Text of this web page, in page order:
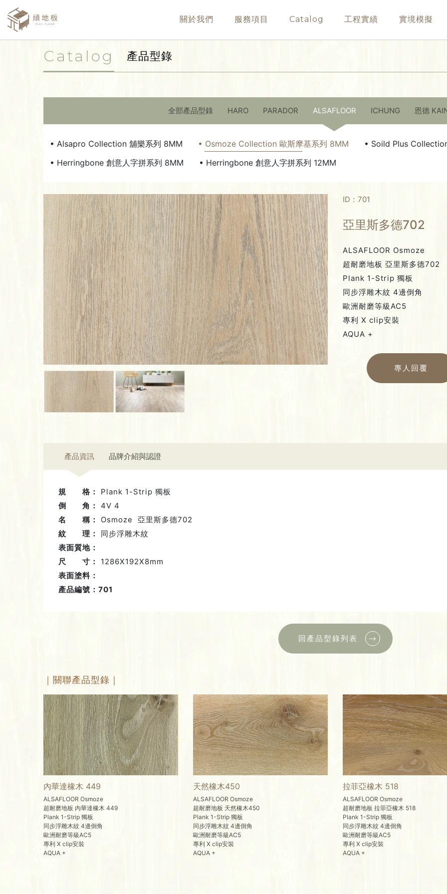
關於我們 服務項目 Catalog 工程實績 實境模擬
Catalog 產品型錄
全部產品型錄 HARO PARADOR ALSAFLOOR ICHUNG 恩德
• Alsapro Collection 舖樂系列 8MM • Osmoze Collection 歐斯摩基系列 8MM
• Soild Plus
• Herringbone 創意人字拼系列 8MM
• Herringbone 創意人字拼系列 12MM
ID：701
亞里斯多德702
ALSAFLOOR Osmoze
超耐磨地板 亞里斯多德702
Plank 1-Strip 獨板
同步浮雕木紋 4邊倒角
歐洲耐磨等級AC5
專利 X clip安裝
AQUA +
專人回覆
產品資訊 品牌介紹與認證
規 格：
Plank 1-Strip 獨板
倒 角：
4V 4
名 稱：
Osmoze 亞里斯多德702
紋 理：
同步浮雕木紋
表面質地：
尺 寸：
1286X192X8mm
表面塗料：
產品編號：701
回產品型錄列表
｜關聯產品型錄｜
內華達橡木 449
ALSAFLOOR Osmoze
超耐磨地板 內華達橡木 449
Plank 1-Strip 獨板
同步浮雕木紋 4邊倒角
歐洲耐磨等級AC5
專利 X clip安裝
AQUA +
天然橡木450
ALSAFLOOR Osmoze
超耐磨地板 天然橡木450
Plank 1-Strip 獨板
同步浮雕木紋 4邊倒角
歐洲耐磨等級AC5
專利 X clip安裝
AQUA +
拉菲亞橡木 518
ALSAFLOOR Osmoze
超耐磨地板 拉菲亞橡木 518
Plank 1-Strip 獨板
同步浮雕木紋 4邊倒角
歐洲耐磨等級AC5
專利 X clip安裝
AQUA +